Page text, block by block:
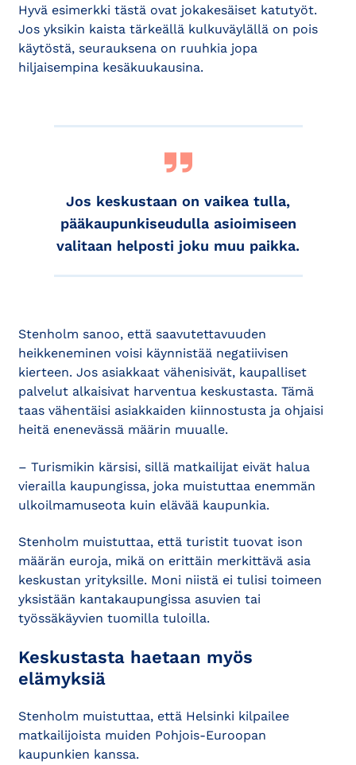
Hyvä esimerkki tästä ovat jokakesäiset katutyöt.
Jos yksikin kaista tärkeällä kulkuväylällä on pois
käytöstä, seurauksena on ruuhkia jopa
hiljaisempina kesäkuukausina.
Jos keskustaan on vaikea tulla,
pääkaupunkiseudulla asioimiseen
valitaan helposti joku muu paikka.
Stenholm sanoo, että saavutettavuuden
heikkeneminen voisi käynnistää negatiivisen
kierteen. Jos asiakkaat vähenisivät, kaupalliset
palvelut alkaisivat harventua keskustasta. Tämä
taas vähentäisi asiakkaiden kiinnostusta ja ohjaisi
heitä enenevässä määrin muualle.
– Turismikin kärsisi, sillä matkailijat eivät halua
vierailla kaupungissa, joka muistuttaa enemmän
ulkoilmamuseota kuin elävää kaupunkia.
Stenholm muistuttaa, että turistit tuovat ison
määrän euroja, mikä on erittäin merkittävä asia
keskustan yrityksille. Moni niistä ei tulisi toimeen
yksistään kantakaupungissa asuvien tai
työssäkäyvien tuomilla tuloilla.
Keskustasta haetaan myös
elämyksiä
Stenholm muistuttaa, että Helsinki kilpailee
matkailijoista muiden Pohjois-Euroopan
kaupunkien kanssa.